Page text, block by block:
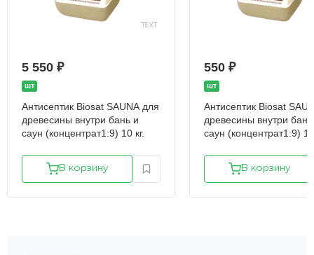
5 550 ₽
шт
Антисептик Biosat SAUNA для
древесины внутри бань и
саун (концентрат1:9) 10 кг.
В корзину
550 ₽
шт
Антисептик Biosat
древесины внутри
саун (концентрат1:9) 1
В корзину